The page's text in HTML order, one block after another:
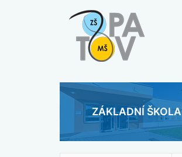
ZÁKLADNÍ ŠKOLA